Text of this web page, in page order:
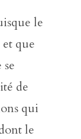
le
que
de
qui
le